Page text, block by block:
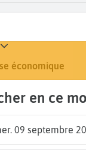
économique
en ce
09 septembre